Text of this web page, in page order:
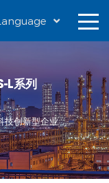
L系列
技创新型企业